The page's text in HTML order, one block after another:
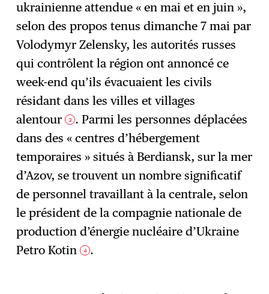
ukrainienne attendue « en mai et en juin »,
selon des propos tenus dimanche 7 mai par
Volodymyr Zelensky, les autorités russes
qui contrôlent la région ont annoncé ce
week-end qu’ils évacuaient les civils
résidant dans les villes et villages
alentour 3 . Parmi les personnes déplacées
dans des « centres d’hébergement
temporaires » situés à Berdiansk, sur la mer
d’Azov, se trouvent un nombre significatif
de personnel travaillant à la centrale, selon
le président de la compagnie nationale de
production d’énergie nucléaire d’Ukraine
Petro Kotin 4 .